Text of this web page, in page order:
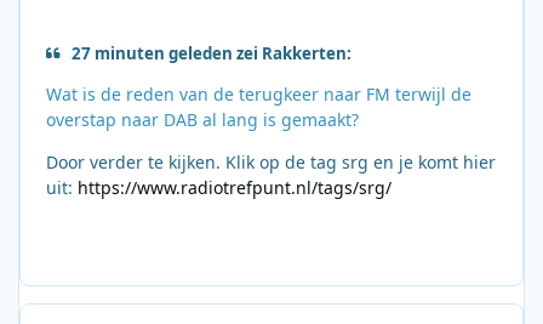
27 minuten geleden zei Rakkerten:
Wat is de reden van de terugkeer naar FM terwijl de
overstap naar DAB al lang is gemaakt?
Door verder te kijken. Klik op de tag srg en je komt hier
uit: https://www.radiotrefpunt.nl/tags/srg/